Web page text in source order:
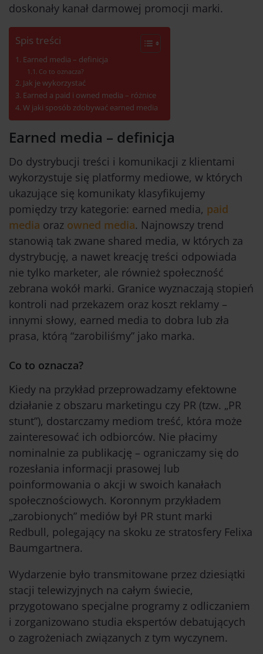
doskonały kanał darmowej promocji marki.
Spis treści
Earned media – definicja
Co to oznacza?
Jak je wykorzystać
Earned a paid i owned media – różnice
W jaki sposób zdobywać earned media
Earned media – definicja
Do dystrybucji treści i komunikacji z klientami
wykorzystuje się platformy mediowe, w których
ukazujące się komunikaty klasyfikujemy
pomiędzy trzy kategorie: earned media, paid
media oraz owned media. Najnowszy trend
stanowią tak zwane shared media, w których za
dystrybucję, a nawet kreację treści odpowiada
nie tylko marketer, ale również społeczność
zebrana wokół marki. Granice wyznaczają stopień
kontroli nad przekazem oraz koszt reklamy –
innymi słowy, earned media to dobra lub zła
prasa, którą “zarobiliśmy” jako marka.
Co to oznacza?
Kiedy na przykład przeprowadzamy efektowne
działanie z obszaru marketingu czy PR (tzw. „PR
stunt”), dostarczamy mediom treść, która może
zainteresować ich odbiorców. Nie płacimy
nominalnie za publikację – ograniczamy się do
rozesłania informacji prasowej lub
poinformowania o akcji w swoich kanałach
społecznościowych. Koronnym przykładem
„zarobionych” mediów był PR stunt marki
Redbull, polegający na skoku ze stratosfery Felixa
Baumgartnera.
Wydarzenie było transmitowane przez dziesiątki
stacji telewizyjnych na całym świecie,
przygotowano specjalne programy z odliczaniem
i zorganizowano studia ekspertów debatujących
o zagrożeniach związanych z tym wyczynem.